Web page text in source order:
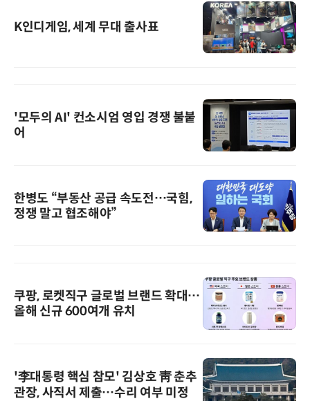
K인디게임, 세계 무대 출사표
'모두의 AI' 컨소시엄 영입 경쟁 불붙
어
한병도 “부동산 공급 속도전…국힘,
정쟁 말고 협조해야”
쿠팡, 로켓직구 글로벌 브랜드 확대…
올해 신규 600여개 유치
'李대통령 핵심 참모' 김상호 靑 춘추
관장, 사직서 제출…수리 여부 미정